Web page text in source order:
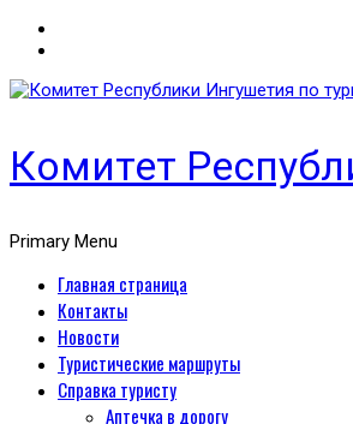
Комитет
Primary Menu
Главная страница
Контакты
Новости
Туристические маршруты
Справка туристу
Аптечка в дорогу